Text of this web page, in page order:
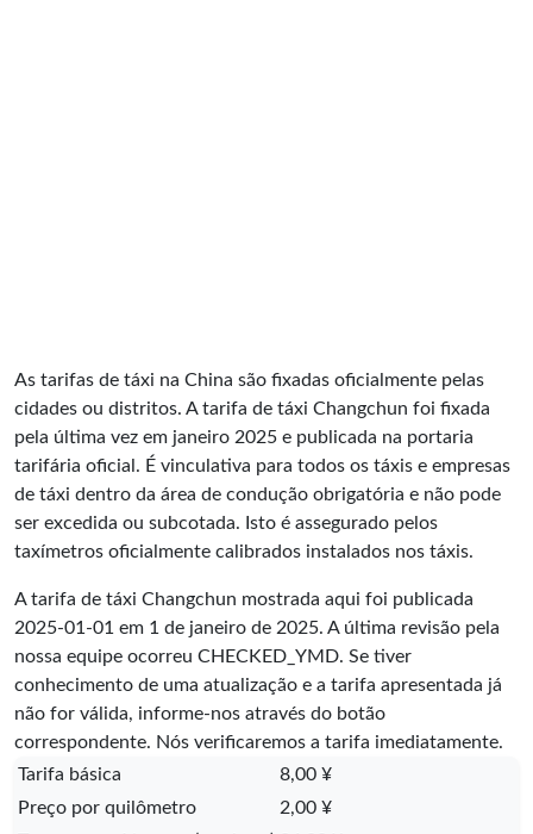
As tarifas de táxi na China são fixadas oficialmente pelas
cidades ou distritos. A tarifa de táxi Changchun foi fixada
pela última vez em janeiro 2025 e publicada na portaria
tarifária oficial. É vinculativa para todos os táxis e empresas
de táxi dentro da área de condução obrigatória e não pode
ser excedida ou subcotada. Isto é assegurado pelos
taxímetros oficialmente calibrados instalados nos táxis.
A tarifa de táxi Changchun mostrada aqui foi publicada
2025-01-01 em 1 de janeiro de 2025. A última revisão pela
nossa equipe ocorreu CHECKED_YMD. Se tiver
conhecimento de uma atualização e a tarifa apresentada já
não for válida, informe-nos através do botão
correspondente. Nós verificaremos a tarifa imediatamente.
Tarifa básica
8,00 ¥
Preço por quilômetro
2,00 ¥